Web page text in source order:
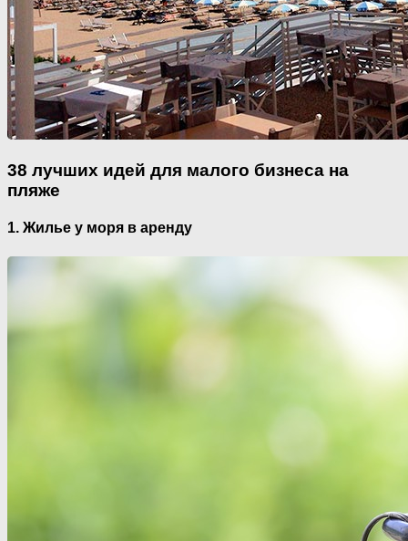
38 лучших идей для малого бизнеса на
пляже
1. Жилье у моря в аренду